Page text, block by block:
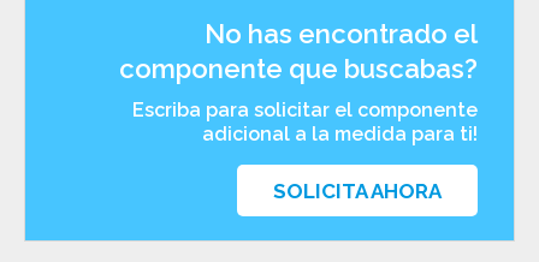
No has encontrado el
componente que buscabas?
Escriba para solicitar el componente
adicional a la medida para ti!
SOLICITA AHORA